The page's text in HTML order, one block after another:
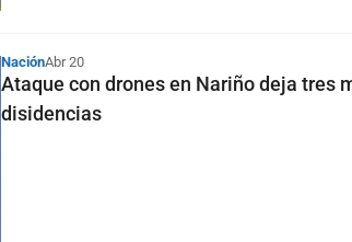
NaciónAbr 20
Ataque con drones en Nariño deja tres
disidencias